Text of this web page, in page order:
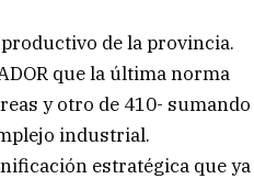
de la provincia.
que la última norma
y otro de 410- sumando
industrial.
estratégica que ya